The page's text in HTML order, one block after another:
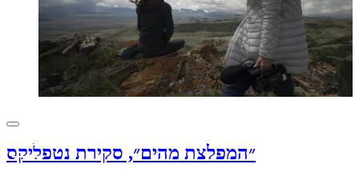
״המפלצת מהים״, סקירת נטפליקס